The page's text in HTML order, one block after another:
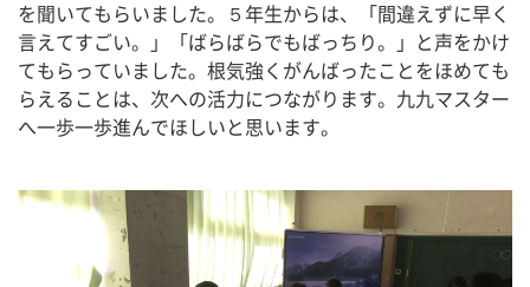
を聞いてもらいました。５年生からは、「間違えずに早く
言えてすごい。」「ばらばらでもばっちり。」と声をかけ
てもらっていました。根気強くがんばったことをほめても
らえることは、次への活力につながります。九九マスター
へ一歩一歩進んでほしいと思います。